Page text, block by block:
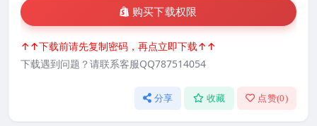
购买下载权限
↑↑下载前请先复制密码，再点立即下载↑↑
下载遇到问题？请联系客服QQ787514054
分享 收藏 点赞(0)